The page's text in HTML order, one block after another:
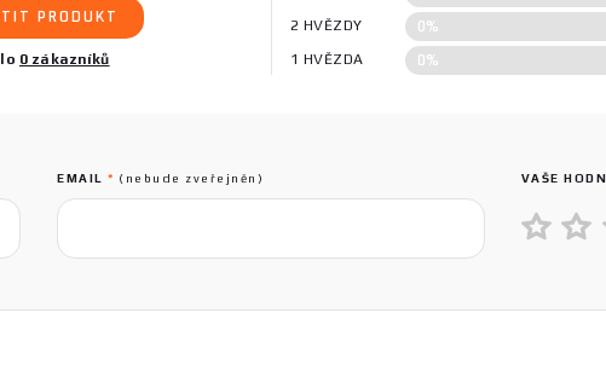
PRODUKT
0 zákazníků
2 HVĚZDY 0%
1 HVĚZDA 0%
EMAIL* (nebude zveřejněn) VAŠE